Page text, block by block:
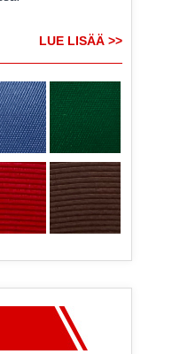
LUE LISÄÄ >>